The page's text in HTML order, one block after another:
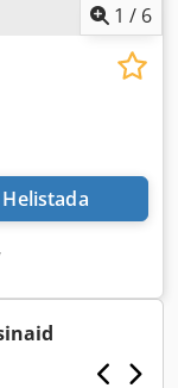
1 / 6
Helistada
,